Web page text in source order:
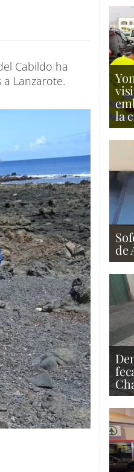
Cabildo ha
Lanzarote.
la
de